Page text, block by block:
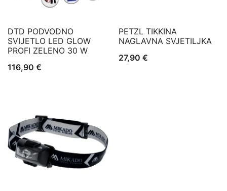
DTD PODVODNO
SVIJETLO LED GLOW
PROFI ZELENO 30 W
116,90 €
PETZL TIKKINA
NAGLAVNA SVJETILJKA
27,90 €